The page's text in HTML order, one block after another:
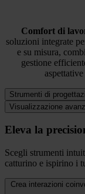
Comfort di
soluzioni integrate
e su misura,
gestione
Strumenti di
Visualizzazione
Eleva la
Scegli strumenti
catturino e ispirino i
Crea interazioni